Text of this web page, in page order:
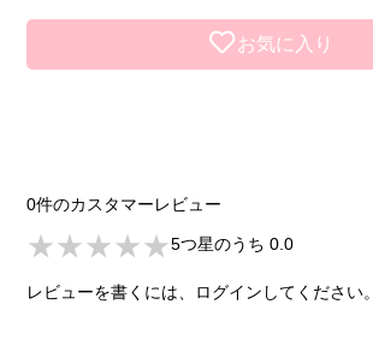
お気に入り
0件のカスタマーレビュー
/home/cbc-
gict/cbc-
★★★★★5つ星のうち 0.0
レビューを書くには、ログインしてください。